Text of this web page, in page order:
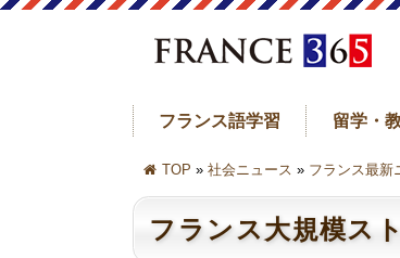
フランス語学習 留学・
TOP » 社会ニュース » フランス最新
フランス大規模ス